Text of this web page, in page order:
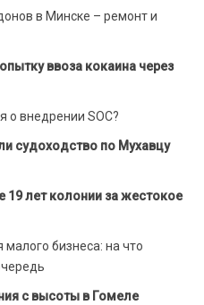
в Минске – ремонт и
ввоза кокаина через
о внедрении SOC?
судоходство по Мухавцу
19 лет колонии за жестокое
бизнеса: на что
с высоты в Гомеле